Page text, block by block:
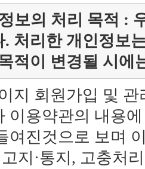
보의 처리 목적 :
. 처리한 개인정보
적이 변경될 시에
지 회원가입 및 관
이용약관의 내용
여진것으로 보며
지·통지, 고충처